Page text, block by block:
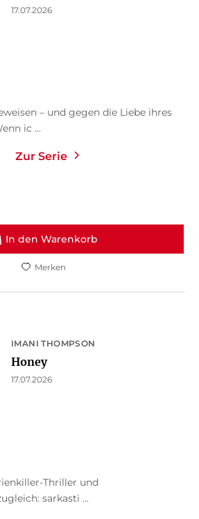
17.07.2026
– und gegen die Liebe ihres
ic ...
Zur Serie
In den Warenkorb
Merken
IMANI THOMPSON
Honey
17.07.2026
Thriller und
sarkasti ...